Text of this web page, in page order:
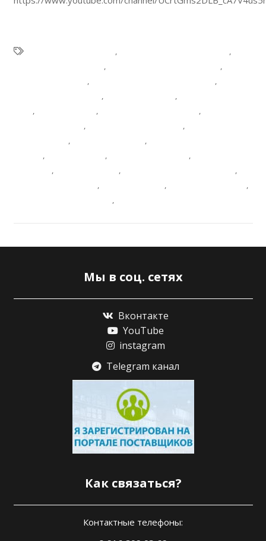
,
,
,
,
,
,
, ,
, , ,
, ,
, ,
, , ,
, ,
,
, ,
,
,
Мы в соц. сетях
Вконтакте
YouTube
instagram
Telegram канал
Как связаться?
Контактные телефоны: